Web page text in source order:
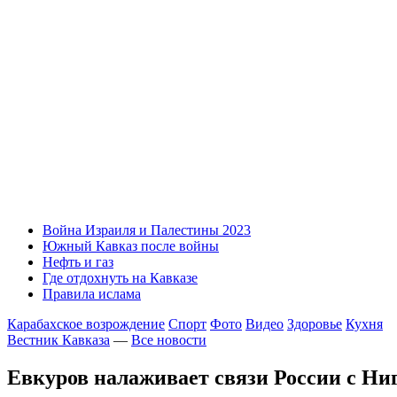
Война Израиля и Палестины 2023
Южный Кавказ после войны
Нефть и газ
Где отдохнуть на Кавказе
Правила ислама
Карабахское возрождение Спорт Фото Видео Здоровье Кухня
Вестник Кавказа — Все новости
Евкуров налаживает связи России с